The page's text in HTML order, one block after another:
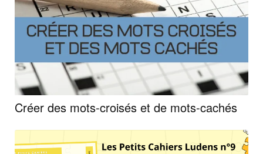
Créer des mots-croisés et de mots-cachés